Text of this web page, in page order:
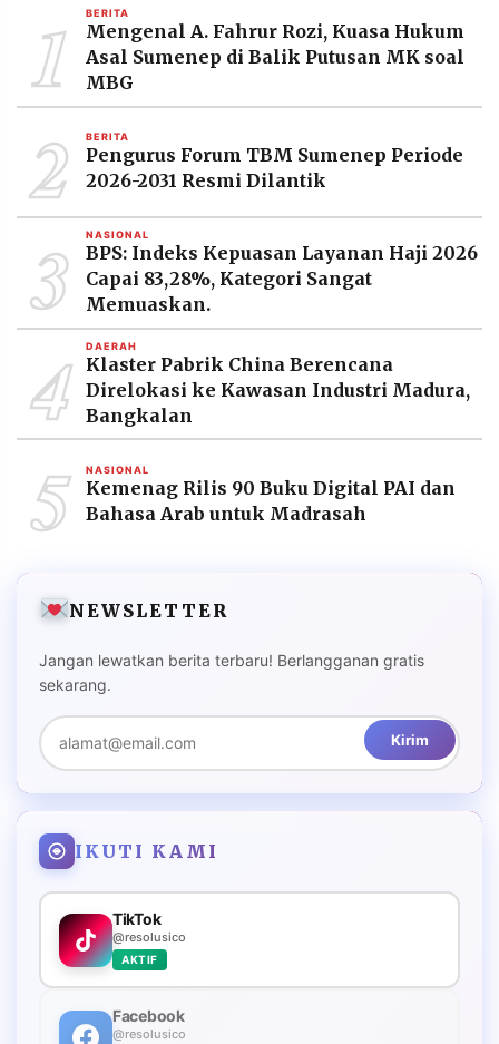
1 BERITA
Mengenal A. Fahrur Rozi, Kuasa Hukum
Asal Sumenep di Balik Putusan MK soal
MBG
2 BERITA
Pengurus Forum TBM Sumenep Periode
2026-2031 Resmi Dilantik
3 NASIONAL
BPS: Indeks Kepuasan Layanan Haji 2026
Capai 83,28%, Kategori Sangat
Memuaskan.
4 DAERAH
Klaster Pabrik China Berencana
Direlokasi ke Kawasan Industri Madura,
Bangkalan
5 NASIONAL
Kemenag Rilis 90 Buku Digital PAI dan
Bahasa Arab untuk Madrasah
NEWSLETTER
Jangan lewatkan berita terbaru! Berlangganan gratis
sekarang.
Kirim
IKUTI KAMI
TikTok
@resolusico
AKTIF
Facebook
@resolusico